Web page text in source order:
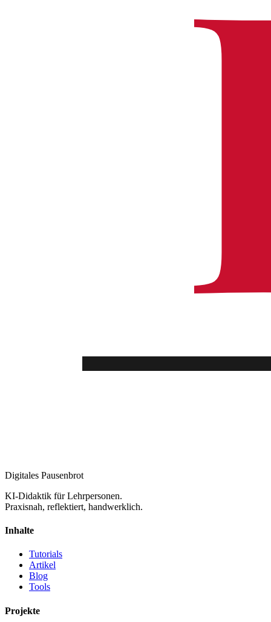
Digitales Pausenbrot
KI-Didaktik für Lehrpersonen.
Praxisnah, reflektiert, handwerklich.
Inhalte
Tutorials
Artikel
Blog
Tools
Projekte